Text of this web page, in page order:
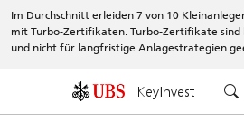
Im Durchschnitt erleiden 7 von 10
mit Turbo-Zertifikaten. Turbo-Zertifikate sind
und nicht für langfristige Anlagestrategien
KeyInvest